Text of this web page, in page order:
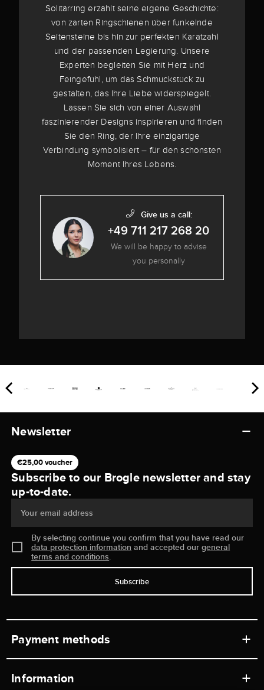
Solitärring erzählt seine eigene Geschichte:
von zarten Ringschienen über funkelnde
Seitensteine bis hin zur perfekten Karatzahl
und der passenden Legierung. Unsere
Experten begleiten Sie mit Herz und
Feingefühl, um das Schmuckstück zu
gestalten, das Ihre Liebe widerspiegelt.
Lassen Sie sich von einer Auswahl
faszinierender Designs inspirieren und finden
Sie den Ring, der Ihre einzigartige
Verbindung symbolisiert – für den schönsten
Moment Ihres Lebens.
Give us a call:
+49 711 217 268 20
We will be happy to advise
you personally
Newsletter
€25,00 voucher
Subscribe to our Brogle newsletter and stay
up-to-date.
Your email address
By selecting continue you confirm that you have read our
data protection information and accepted ourgeneral
terms and conditions.
Subscribe
Payment methods
Information